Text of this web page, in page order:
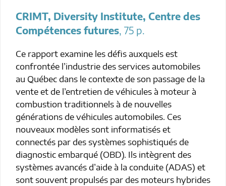
CRIMT, Diversity Institute, Centre des
Compétences futures, 75 p.
Ce rapport examine les défis auxquels est
confrontée l’industrie des services automobiles
au Québec dans le contexte de son passage de la
vente et de l’entretien de véhicules à moteur à
combustion traditionnels à de nouvelles
générations de véhicules automobiles. Ces
nouveaux modèles sont informatisés et
connectés par des systèmes sophistiqués de
diagnostic embarqué (OBD). Ils intègrent des
systèmes avancés d’aide à la conduite (ADAS) et
sont souvent propulsés par des moteurs hybrides